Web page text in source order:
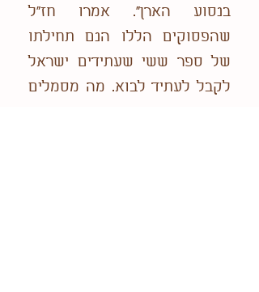
בנסוע הארן". אמרו חז"ל
שהפסוקים הללו הנם תחילתו
של ספר ששי שעתידים ישראל
לקבל לעתיד לבוא. מה מסמלים